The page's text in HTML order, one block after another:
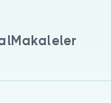
Makaleler